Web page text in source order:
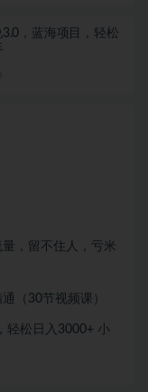
，蓝海项目，轻松
，留不住人，亏米
（30节视频课）
轻松日入3000+ 小